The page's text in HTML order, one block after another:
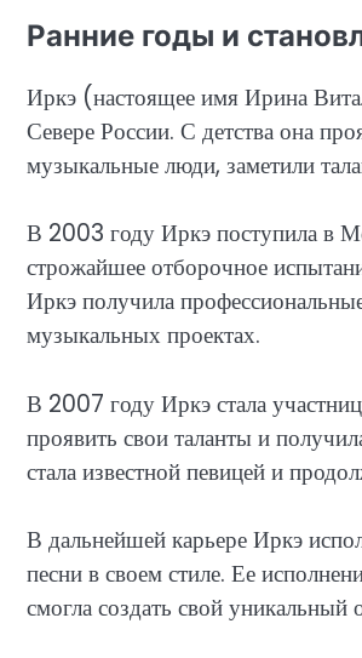
Ранние годы и
Иркэ (настоящее имя Ирина
Севере России. С детства она
музыкальные люди, заметили
В 2003 году Иркэ поступила в
строжайшее отборочное
Иркэ получила
музыкальных проектах.
В 2007 году Иркэ стала
проявить свои таланты и
стала известной певицей и
В дальнейшей карьере Иркэ
песни в своем стиле. Ее
смогла создать свой